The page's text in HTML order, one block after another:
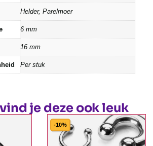
Helder, Parelmoer
6 mm
16 mm
Per stuk
je deze ook leuk
-10%